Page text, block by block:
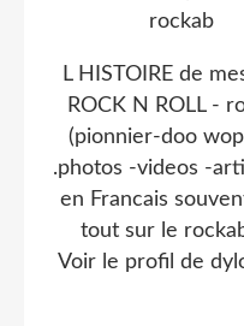
L HISTOIRE de
ROCK N ROLL -
(pionnier-doo
.photos -videos -
en Francais
tout sur le
Voir le profil de